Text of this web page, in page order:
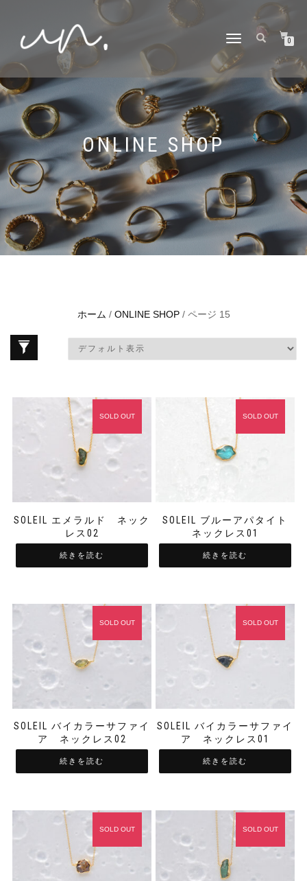
ナ
ゲ
ョ
替
0
ONLINE SHOP
ホーム / ONLINE SHOP/ ページ 15
SOLEIL エメラルド ネック
レス02
SOLD OUT
続きを読む
SOLEIL ブルーアパタイト
ネックレス01
SOLD OUT
続きを読む
SOLEIL バイカラーサファイ
ア ネックレス02
SOLD OUT
続きを読む
SOLEIL バイカラーサファイ
ア ネックレス01
SOLD OUT
続きを読む
SOLD OUT SOLD OUT